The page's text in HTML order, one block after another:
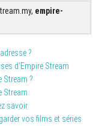
empire-
?
d’Empire Stream
Stream ?
Stream
savoir
vos films et séries